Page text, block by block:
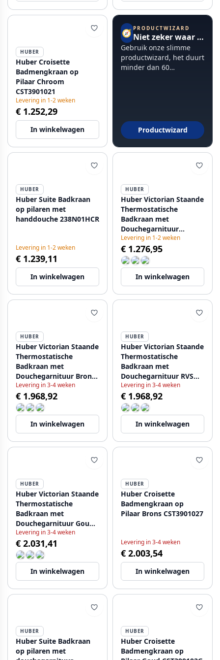
HUBER
Huber Croisette
Badmengkraan op
Pilaar Chroom
CST3901021
Levering in 1-2 weken
€ 1.252,29
In winkelwagen
🧭 PRODUCTWIZARD
Niet zeker waar te beginnen?
Gebruik onze slimme
productwizard, het duurt
minder dan 60
Productwizard
HUBER
Huber Suite Badkraan
op pilaren met
handdouche 238N01HCR
Levering in 1-2 weken
€ 1.239,11
In winkelwagen
HUBER
Huber Victorian Staande
Thermostatische
Badkraan met
Douchegarnituur
Chroom VTT3901021
Levering in 1-2 weken
€ 1.276,95
In winkelwagen
HUBER
Huber Victorian Staande
Thermostatische
Badkraan met
Douchegarnituur Brons
VTT3901027
Levering in 3-4 weken
€ 1.968,92
In winkelwagen
HUBER
Huber Victorian Staande
Thermostatische
Badkraan met
Douchegarnituur RVS
VTT390102A
Levering in 3-4 weken
€ 1.968,92
In winkelwagen
HUBER
Huber Victorian Staande
Thermostatische
Badkraan met
Douchegarnituur Goud
VTT390102G
Levering in 3-4 weken
€ 2.031,41
In winkelwagen
HUBER
Huber Croisette
Badmengkraan op
Pilaar Brons CST3901027
Levering in 3-4 weken
€ 2.003,54
In winkelwagen
HUBER
Huber Suite Badkraan
op pilaren met
HUBER
Huber Croisette
Badmengkraan op